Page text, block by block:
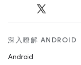
深入瞭解 ANDROID
Android